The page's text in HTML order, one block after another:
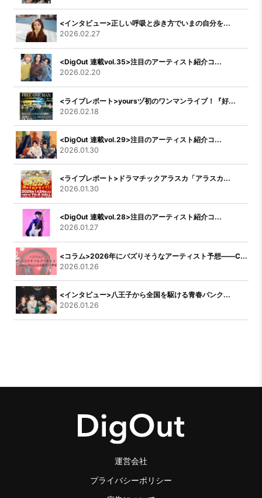
<インタビュー>正しい呼吸と歩き方でいまの自分を...
2026.02.27
<DigOut 連載vol.35>注目のアーティスト紹介コ...
2026.02.20
<ライブレポート>yoursヅ初のワンマンライブ！『好...
2026.02.18
<DigOut 連載vol.29>注目のアーティスト紹介コ...
2026.01.30
<ライブレポート>ドラマチックアラスカ「アラスカ...
2026.01.30
<DigOut 連載vol.28>注目のアーティスト紹介コ...
2026.01.27
<コラム>2026年にバズりそうなアーティスト予想――C...
2026.01.26
<インタビュー>八王子から全国を駆ける青春パンク...
2026.01.26
運営会社
プライバシーポリシー